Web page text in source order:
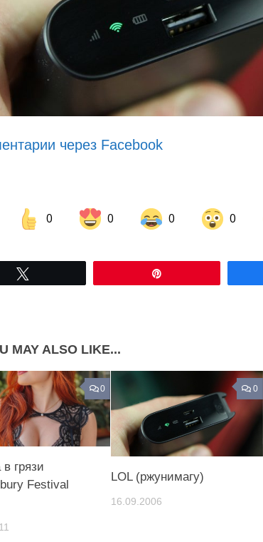
через Facebook
0 0 0 0
Share on Facebook Share on LinkedIn
MAY ALSO LIKE...
0
грязи
Festival
0
LOL (ржунимагу)
16.09.2006